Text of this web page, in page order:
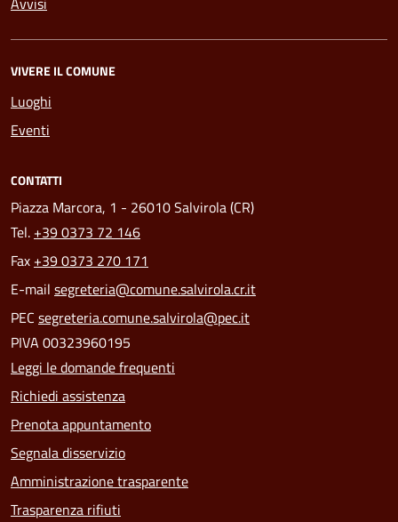
VIVERE IL COMUNE
Luoghi
Eventi
CONTATTI
Piazza Marcora, 1 - 26010 Salvirola (CR)
Tel. +39 0373 72 146
Fax +39 0373 270 171
E-mail segreteria@comune.salvirola.cr.it
PEC segreteria.comune.salvirola@pec.it
PIVA 00323960195
Leggi le domande frequenti
Richiedi assistenza
Prenota appuntamento
Segnala disservizio
Amministrazione trasparente
Trasparenza rifiuti